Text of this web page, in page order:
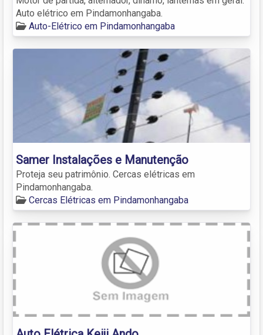
Auto elétrico em Pindamonhangaba.
Auto-Elétrico em Pindamonhangaba
Samer Instalações e Manutenção
Proteja seu patrimônio. Cercas elétricas em
Pindamonhangaba.
Cercas Elétricas em Pindamonhangaba